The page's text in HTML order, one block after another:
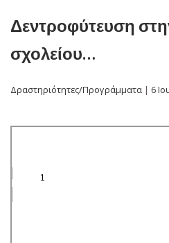
Δεντροφύτευση
σχολείου…
Δραστηριότητες/Προγράμματα | 6